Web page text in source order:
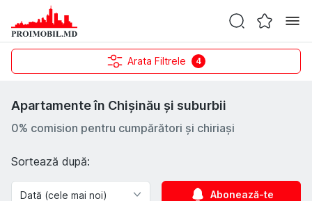
Arata Filtrele 4
Apartamente în Chișinău și suburbii
0% comision pentru cumpărători și chiriași
Sortează după:
Abonează-te